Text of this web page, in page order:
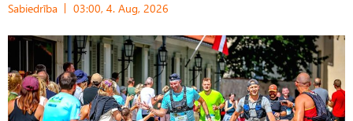
Sabiedrība 03:00, 4. Aug, 2026